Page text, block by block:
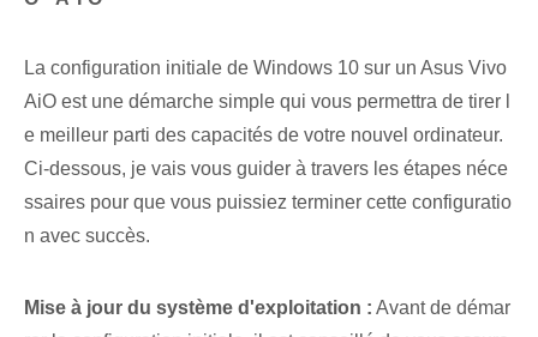
La configuration initiale de Windows 10 sur un Asus Vivo
AiO est une démarche simple qui vous permettra de tirer l
e meilleur parti des capacités de votre nouvel ordinateur.
Ci-dessous, je vais vous guider à travers les étapes néce
ssaires pour que vous puissiez terminer cette configuratio
n avec succès.
Mise à jour du système d'exploitation : Avant de démar